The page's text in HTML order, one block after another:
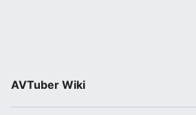
AVTuber Wiki